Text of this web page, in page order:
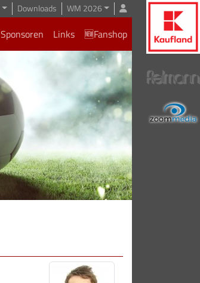
Downloads WM 2026
Sponsoren Links 🆕Fanshop